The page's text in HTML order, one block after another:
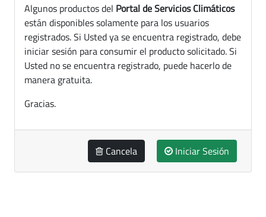
Algunos productos del Portal de Servicios Climáticos
están disponibles solamente para los usuarios
registrados. Si Usted ya se encuentra registrado, debe
iniciar sesión para consumir el producto solicitado. Si
Usted no se encuentra registrado, puede hacerlo de
manera gratuita.
Gracias.
Cancela Iniciar Sesión